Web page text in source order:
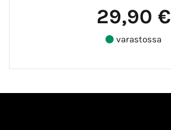
29,90 €
varastossa